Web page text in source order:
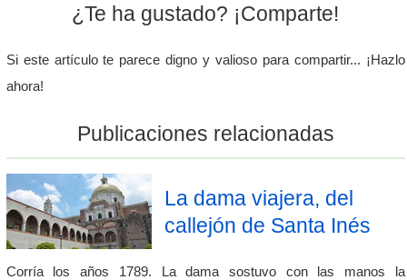
¿Te ha gustado? ¡Comparte!
Si este artículo te parece digno y valioso para compartir... ¡Hazlo
ahora!
Publicaciones relacionadas
La dama viajera, del
callejón de Santa Inés
Corría los años 1789. La dama sostuvo con las manos la